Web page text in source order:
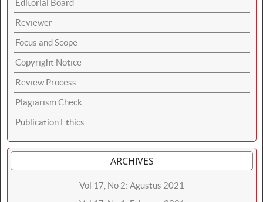
Editorial Board
Reviewer
Focus and Scope
Copyright Notice
Review Process
Plagiarism Check
Publication Ethics
ARCHIVES
Vol 17, No 2: Agustus 2021